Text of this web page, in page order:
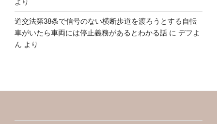
より
道交法第38条で信号のない横断歩道を渡ろうとする自転
車がいたら車両には停止義務があるとわかる話 に デフよ
ん より